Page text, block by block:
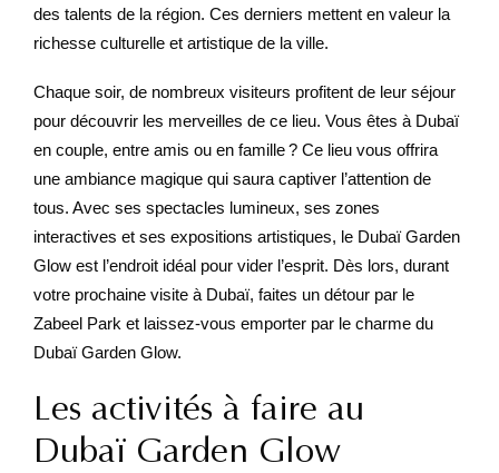
des talents de la région. Ces derniers mettent en valeur la
richesse culturelle et artistique de la ville.
Chaque soir, de nombreux visiteurs profitent de leur séjour
pour découvrir les merveilles de ce lieu. Vous êtes à Dubaï
en couple, entre amis ou en famille ? Ce lieu vous offrira
une ambiance magique qui saura captiver l’attention de
tous. Avec ses spectacles lumineux, ses zones
interactives et ses expositions artistiques, le Dubaï Garden
Glow est l’endroit idéal pour vider l’esprit. Dès lors, durant
votre prochaine visite à Dubaï, faites un détour par le
Zabeel Park et laissez-vous emporter par le charme du
Dubaï Garden Glow.
Les activités à faire au
Dubaï Garden Glow